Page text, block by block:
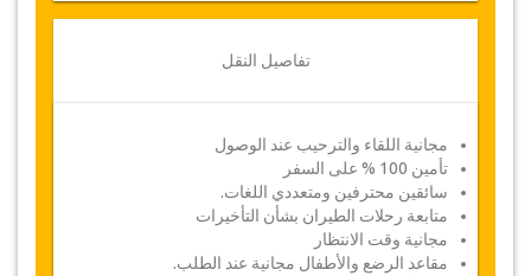
تفاصيل النقل
مجانية اللقاء والترحيب عند الوصول
تأمين 100 % على السفر
سائقين محترفين ومتعددي اللغات.
متابعة رحلات الطيران بشأن التأخيرات
مجانية وقت الانتظار
مقاعد الرضع والأطفال مجانية عند الطلب.